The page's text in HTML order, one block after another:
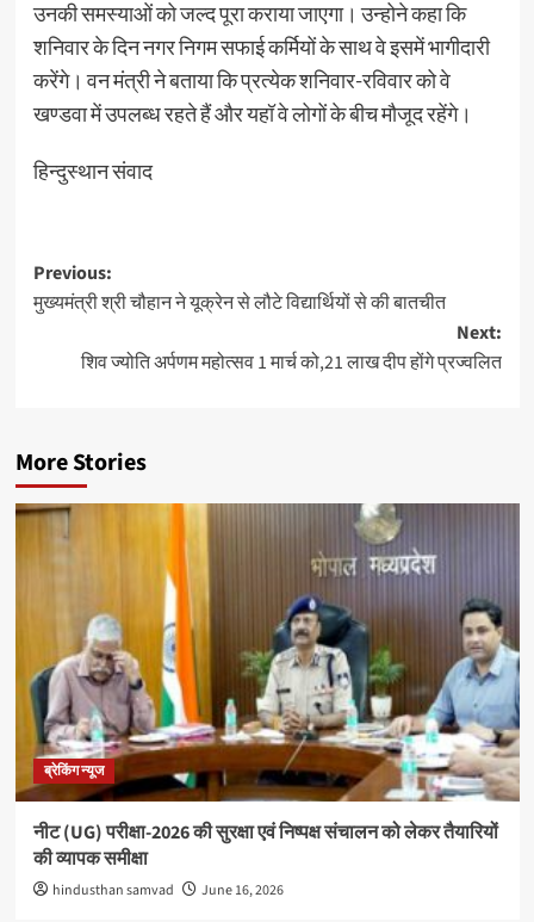
उनकी समस्याओं को जल्द पूरा कराया जाएगा। उन्होने कहा कि
शनिवार के दिन नगर निगम सफाई कर्मियों के साथ वे इसमें भागीदारी
करेंगे। वन मंत्री ने बताया कि प्रत्येक शनिवार-रविवार को वे
खण्डवा में उपलब्ध रहते हैं और यहॉ वे लोगों के बीच मौजूद रहेंगे।
हिन्दुस्थान संवाद
Post
navigation
Previous:
मुख्यमंत्री श्री चौहान ने यूक्रेन से लौटे विद्यार्थियों से की बातचीत
Next:
शिव ज्योति अर्पणम महोत्सव 1 मार्च को,21 लाख दीप होंगे प्रज्वलित
More Stories
ब्रेकिंग न्यूज
नीट (UG) परीक्षा-2026 की सुरक्षा एवं निष्पक्ष संचालन को लेकर तैयारियों
की व्यापक समीक्षा
hindusthan samvad June 16, 2026